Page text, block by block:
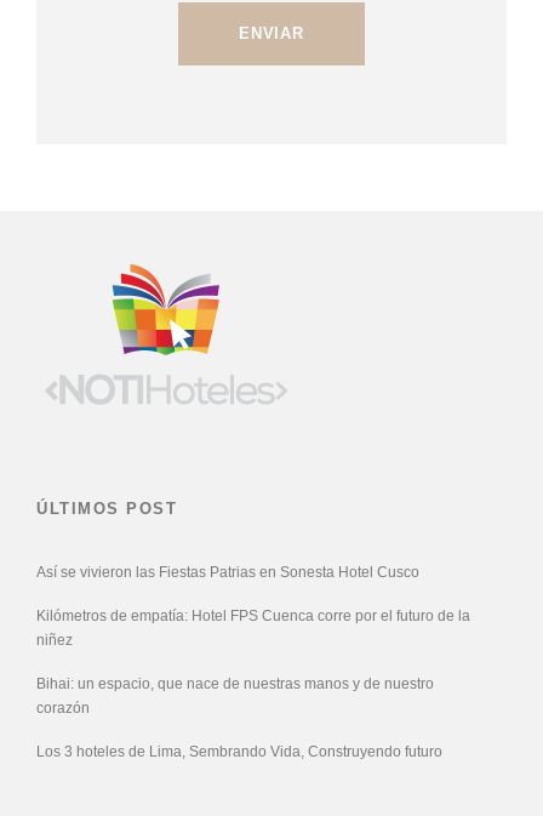
ÚLTIMOS POST
Así se vivieron las Fiestas Patrias en Sonesta Hotel Cusco
Kilómetros de empatía: Hotel FPS Cuenca corre por el futuro de la
niñez
Bihai: un espacio, que nace de nuestras manos y de nuestro
corazón
Los 3 hoteles de Lima, Sembrando Vida, Construyendo futuro